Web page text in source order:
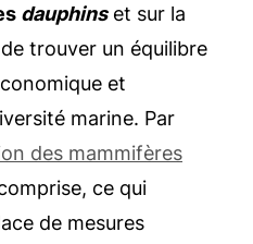
dauphinset sur la
trouver un équilibre
et
marine. Par
des mammifères
ce qui
de mesures